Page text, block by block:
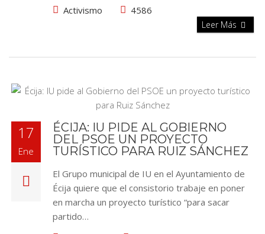
Activismo
4586
Leer Más
17
Ene
ÉCIJA: IU PIDE AL GOBIERNO
DEL PSOE UN PROYECTO
TURÍSTICO PARA RUIZ SÁNCHEZ
El Grupo municipal de IU en el Ayuntamiento de
Écija quiere que el consistorio trabaje en poner
en marcha un proyecto turístico “para sacar
partido…